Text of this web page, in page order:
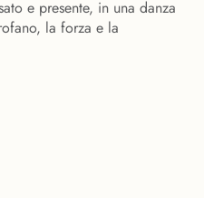
e presente, in una danza
la forza e la